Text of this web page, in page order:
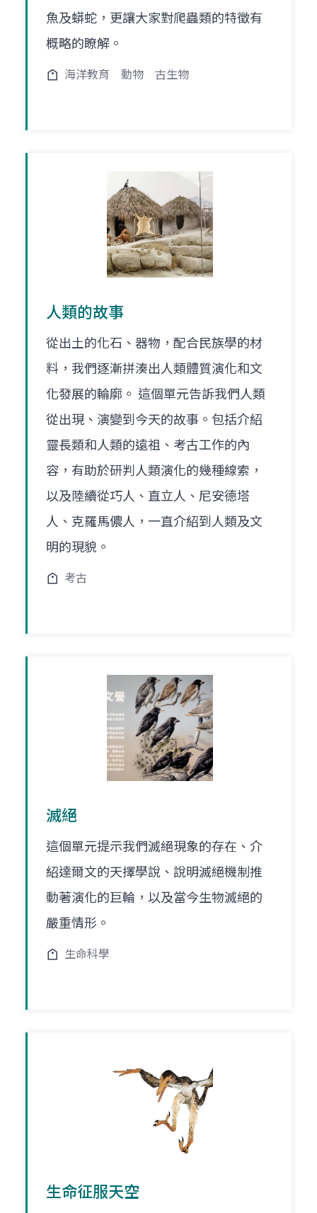
魚及蟒蛇，更讓大家對爬蟲類的特徵有
概略的瞭解。
海洋教育 動物 古生物
人類的故事
從出土的化石、器物，配合民族學的材
料，我們逐漸拼湊出人類體質演化和文
化發展的輪廓。 這個單元告訴我們人類
從出現、演變到今天的故事。包括介紹
靈長類和人類的遠祖、考古工作的內
容，有助於研判人類演化的幾種線索，
以及陸續從巧人、直立人、尼安德塔
人、克羅馬儂人，一直介紹到人類及文
明的現貌。
考古
滅絕
這個單元提示我們滅絕現象的存在、介
紹達爾文的天擇學說、說明滅絕機制推
動著演化的巨輪，以及當今生物滅絕的
嚴重情形。
生命科學
生命征服天空